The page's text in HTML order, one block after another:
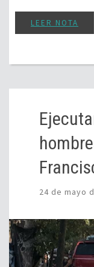
LEER NOTA
24 de mayo